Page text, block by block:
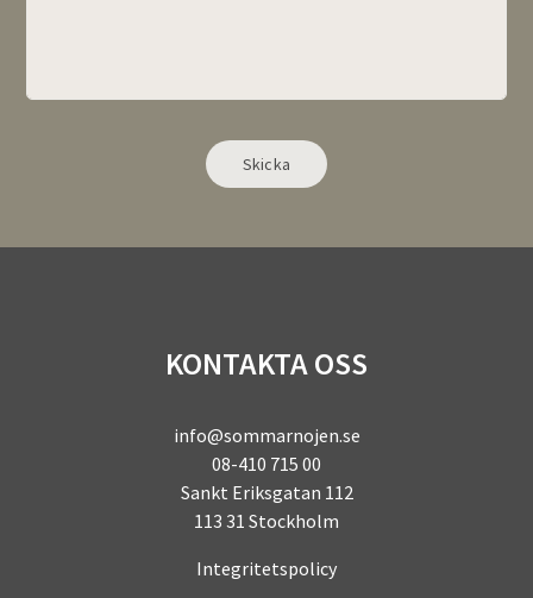
KONTAKTA OSS
info@sommarnojen.se
08-410 715 00
Sankt Eriksgatan 112
113 31 Stockholm
Integritetspolicy